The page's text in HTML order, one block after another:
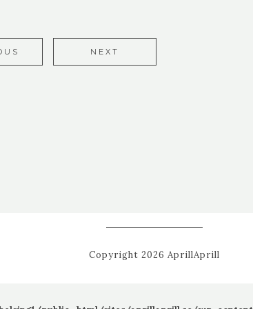
NEXT
Copyright 2026 AprillAprill